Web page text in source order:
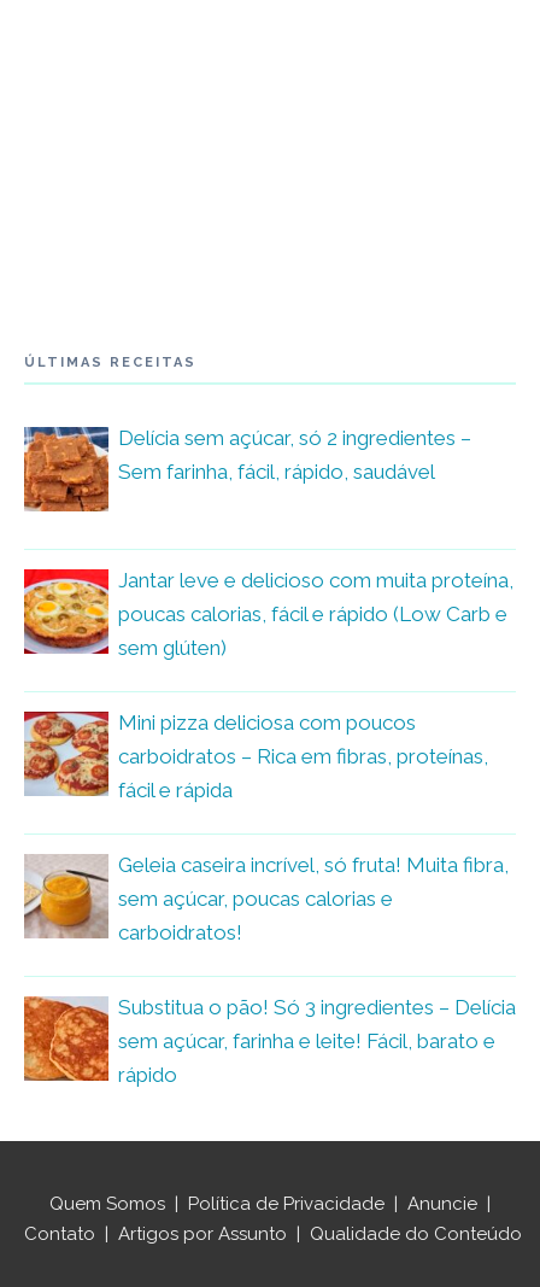
ÚLTIMAS RECEITAS
Delícia sem açúcar, só 2 ingredientes –
Sem farinha, fácil, rápido, saudável
Jantar leve e delicioso com muita proteína,
poucas calorias, fácil e rápido (Low Carb e
sem glúten)
Mini pizza deliciosa com poucos
carboidratos – Rica em fibras, proteínas,
fácil e rápida
Geleia caseira incrível, só fruta! Muita fibra,
sem açúcar, poucas calorias e
carboidratos!
Substitua o pão! Só 3 ingredientes – Delícia
sem açúcar, farinha e leite! Fácil, barato e
rápido
Quem Somos | Política de Privacidade | Anuncie |
Contato | Artigos por Assunto | Qualidade do Conteúdo